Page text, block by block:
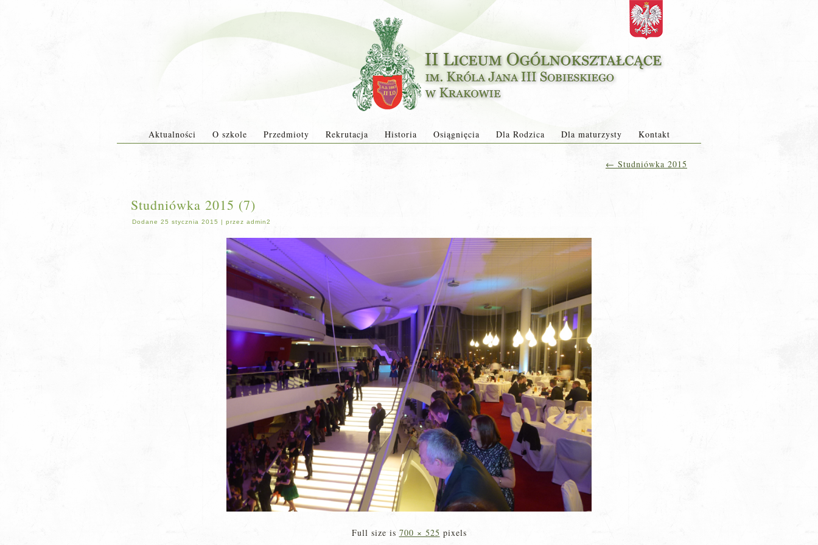
Aktualności O szkole Przedmioty Rekrutacja Historia Osiągnięcia Dla Rodzica Dla maturzysty Kontakt
← Studniówka 2015
Studniówka 2015 (7)
Dodane 25 stycznia 2015 | przez admin2
Full size is 700 × 525 pixels